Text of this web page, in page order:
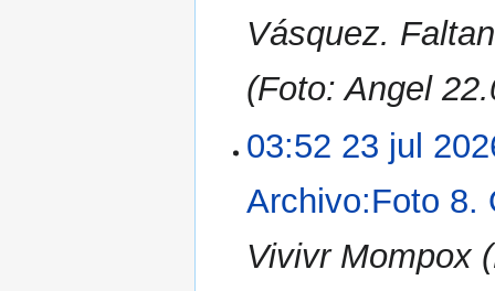
Vásquez.
(Foto: Angel
03:52 23 jul
Archivo:Foto 8.
Vivivr Mompox